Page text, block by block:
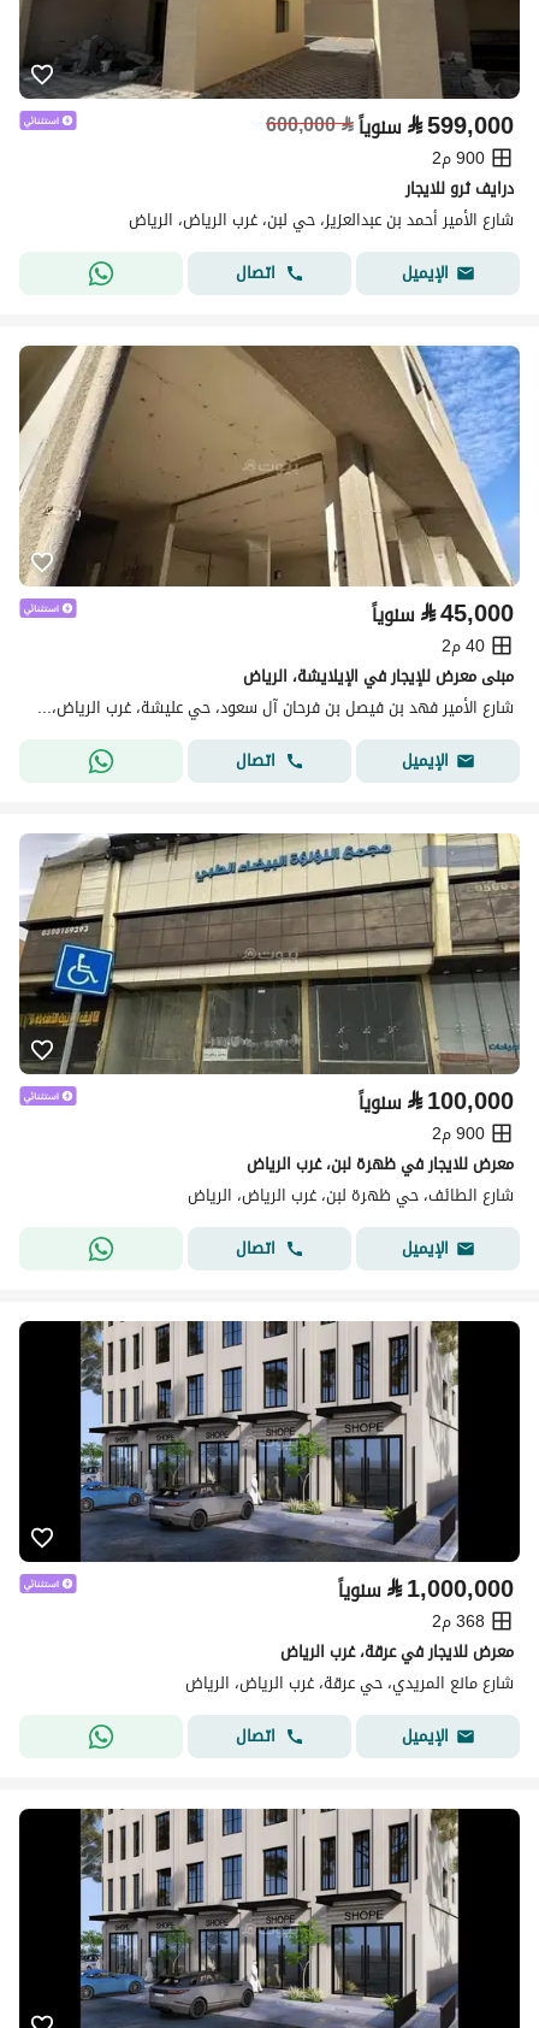
⃁599,000 سنوياً⃁
600,000
900 م2
درايف ثرو للايجار
شارع الأمير أحمد بن عبدالعزيز، حي لبن، غرب الرياض، الرياض
الإيميل
اتصال
⃁45,000 سنوياً
40 م2
مبنى معرض للإيجار في الإيلايشة، الرياض
شارع الأمير فهد بن فيصل بن فرحان آل سعود، حي عليشة، غرب الرياض، الرياض
الإيميل
اتصال
⃁100,000 سنوياً
900 م2
معرض للايجار في ظهرة لبن، غرب الرياض
شارع الطائف، حي ظهرة لبن، غرب الرياض، الرياض
الإيميل
اتصال
⃁1,000,000 سنوياً
368 م2
معرض للايجار في عرقة، غرب الرياض
شارع مانع المريدي، حي عرقة، غرب الرياض، الرياض
الإيميل
اتصال